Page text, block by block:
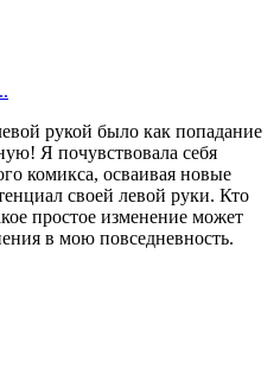
рукой было как попадание
Я почувствовала себя
комикса, осваивая новые
своей левой руки. Кто
простое изменение может
в мою повседневность.